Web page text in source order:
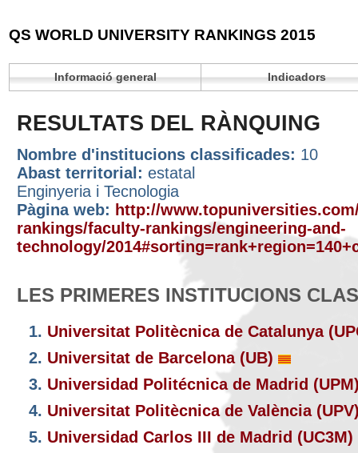
QS WORLD UNIVERSITY RANKINGS 2015
Informació general Indicadors
RESULTATS DEL RÀNQUING
Nombre d'institucions classificades: 10
Abast territorial: estatal
Enginyeria i Tecnologia
Pàgina web: http://
rankings/faculty-rankings/engineering-and-
technology/
LES PRIMERES INSTITUCIONS
1. Universitat Politècnica de Catalunya
2. Universitat de Barcelona (UB)
3. Universidad Politécnica de Madrid
4. Universitat Politècnica de València
5. Universidad Carlos III de Madrid (UC3M)